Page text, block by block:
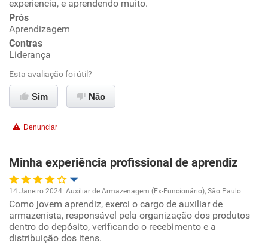
Ambiente de trabalho
Conciliação com a vida familiar
Benefícios
experiencia, e aprendendo muito.
Prós
Aprendizagem
Contras
Liderança
Esta avaliação foi útil?
Sim Não
Denunciar
Minha experiência profissional de aprendiz
Oportunidade de promoção
Ambiente de trabalho
14 Janeiro 2024. Auxiliar de Armazenagem (Ex-Funcionário), São Paulo
Como jovem aprendiz, exerci o cargo de auxiliar de
armazenista, responsável pela organização dos produtos
dentro do depósito, verificando o recebimento e a
distribuição dos itens.